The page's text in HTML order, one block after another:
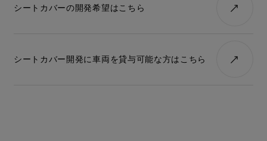
シートカバーの開発希望はこちら
シートカバー開発に車両を貸与可能な方はこちら